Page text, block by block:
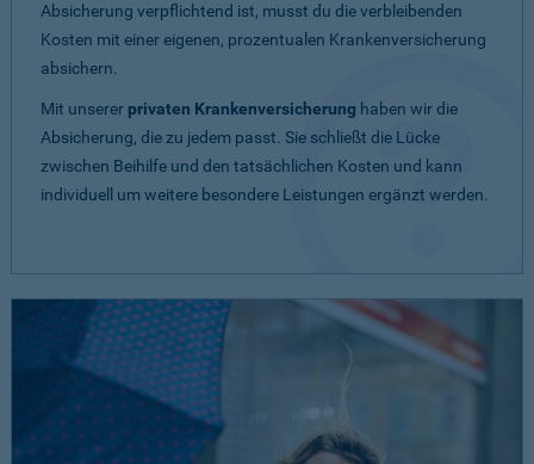
Absicherung verpflichtend ist, musst du die verbleibenden
Kosten mit einer eigenen, prozentualen Krankenversicherung
absichern.
Mit unserer privaten Krankenversicherung haben wir die
Absicherung, die zu jedem passt. Sie schließt die Lücke
zwischen Beihilfe und den tatsächlichen Kosten und kann
individuell um weitere besondere Leistungen ergänzt werden.